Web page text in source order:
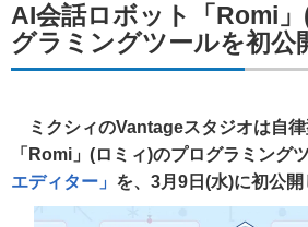
AI会話ロボット「Romi
グラミングツールを初公
ミクシィのVantageスタジオは自
「Romi」(ロミィ)のプログラミング
エディター」 を、3月9日(水)に初公開